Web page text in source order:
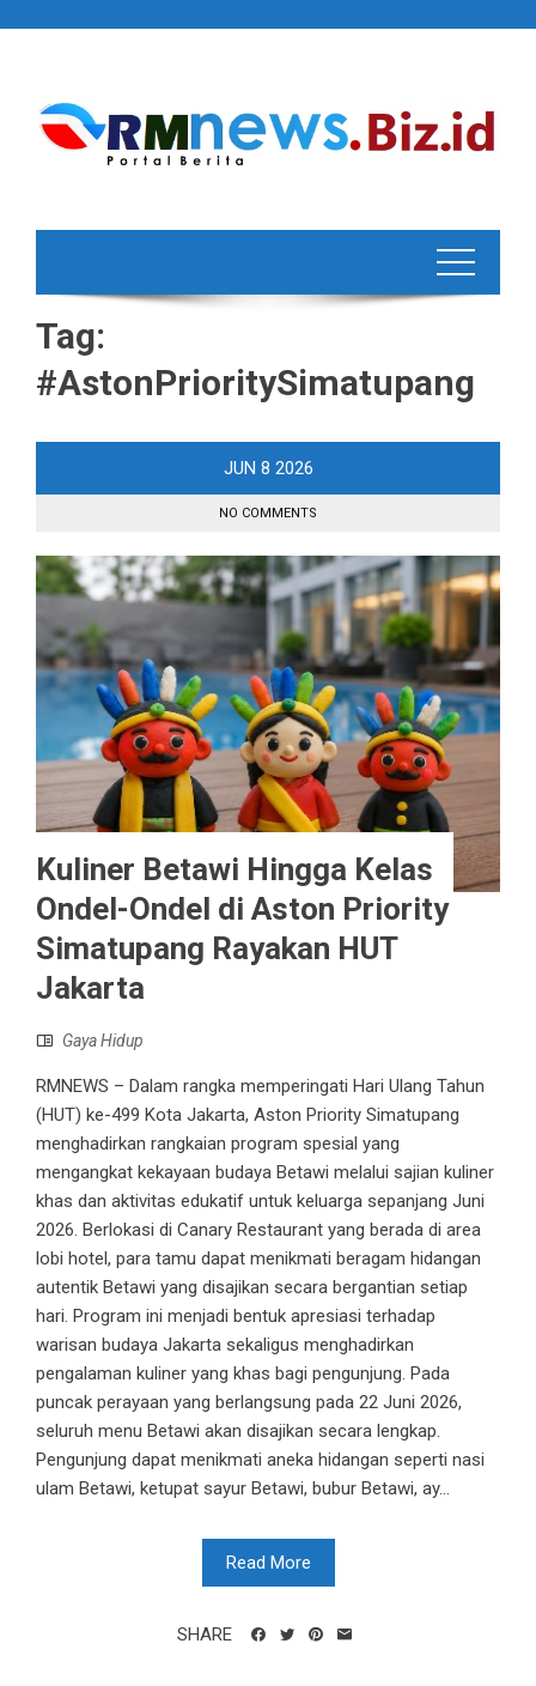
Tag:
#AstonPrioritySimatupang
JUN 8 2026
NO COMMENTS
Kuliner Betawi Hingga Kelas
Ondel-Ondel di Aston Priority
Simatupang Rayakan HUT
Jakarta
Gaya Hidup
RMNEWS – Dalam rangka memperingati Hari Ulang Tahun
(HUT) ke-499 Kota Jakarta, Aston Priority Simatupang
menghadirkan rangkaian program spesial yang
mengangkat kekayaan budaya Betawi melalui sajian kuliner
khas dan aktivitas edukatif untuk keluarga sepanjang Juni
2026. Berlokasi di Canary Restaurant yang berada di area
lobi hotel, para tamu dapat menikmati beragam hidangan
autentik Betawi yang disajikan secara bergantian setiap
hari. Program ini menjadi bentuk apresiasi terhadap
warisan budaya Jakarta sekaligus menghadirkan
pengalaman kuliner yang khas bagi pengunjung. Pada
puncak perayaan yang berlangsung pada 22 Juni 2026,
seluruh menu Betawi akan disajikan secara lengkap.
Pengunjung dapat menikmati aneka hidangan seperti nasi
ulam Betawi, ketupat sayur Betawi, bubur Betawi, ay...
Read More
SHARE